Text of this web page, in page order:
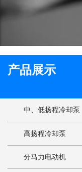
产品展示
中、低扬程冷却泵
高扬程冷却泵
分马力电动机